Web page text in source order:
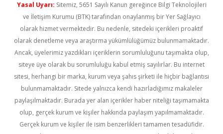
Yasal Uyarı: Sitemiz, 5651 Sayılı Kanun gereğince Bilgi Teknolojileri
ve İletişim Kurumu (BTK) tarafından onaylanmış bir Yer Sağlayıcı
olarak hizmet vermektedir. Bu nedenle, sitedeki içerikleri proaktif
olarak denetleme veya araştırma yükümlülüğümüz bulunmamaktadır.
Ancak, üyelerimiz yazdıkları içeriklerin sorumluluğunu taşımakta olup,
siteye üye olarak bu sorumluluğu kabul etmiş sayılırlar. Bu internet
sitesi, herhangi bir marka, kurum veya şahıs şirketi ile hiçbir bağlantısı
bulunmamaktadır. Sitede yalnızca kendi hazırladığımız makaleler
paylaşılmaktadır. Burada yer alan içerikler haber niteliği taşımamakta
olup, gerçek kurum ve kişiler hakkında paylaşım yapılmamaktadır.
Gerçek kurum ve kişiler ile isim benzerlikleri tamamen tesadüfidir.